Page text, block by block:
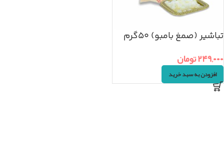
تباشیر (صمغ بامبو) ۵۰گرم
۲۴۹,۰۰۰تومان
افزودن به سبد خرید